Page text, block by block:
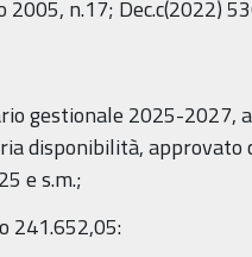
2005, n.17; Dec.c(2022)
gestionale 2025-2027,
disponibilità, approvato
e s.m.;
241.652,05: